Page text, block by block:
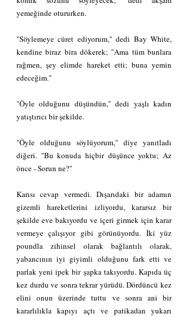
yemeğinde otururken.
"Söylemeye cüret ediyorum," dedi Bay White,
kendine biraz bira dökerek; "Ama tüm bunlara
rağmen, şey elimde hareket etti; buna yemin
edeceğim."
"Öyle olduğunu düşündün," dedi yaşlı kadın
yatıştırıcı bir şekilde.
"Öyle olduğunu söylüyorum," diye yanıtladı
diğeri. "Bu konuda hiçbir düşünce yoktu; Az
önce - Sorun ne?"
Karısı cevap vermedi. Dışarıdaki bir adamın
gizemli hareketlerini izliyordu, kararsız bir
şekilde eve bakıyordu ve içeri girmek için karar
vermeye çalışıyor gibi görünüyordu. İki yüz
poundla zihinsel olarak bağlantılı olarak,
yabancının iyi giyimli olduğunu fark etti ve
parlak yeni ipek bir şapka takıyordu. Kapıda üç
kez durdu ve sonra tekrar yürüdü. Dördüncü kez
elini onun üzerinde tuttu ve sonra ani bir
kararlılıkla kapıyı açtı ve patikadan yukarı